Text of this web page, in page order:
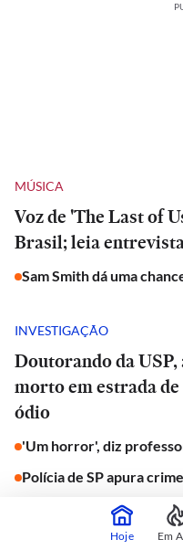
MÚSICA
Voz de 'The Last of
Brasil; leia
Sam Smith dá uma
INVESTIGAÇÃO
Doutorando da
morto em estrada
ódio
'Um horror', diz
Polícia de SP apura
JORNAL DO CARRO
Hoje Em